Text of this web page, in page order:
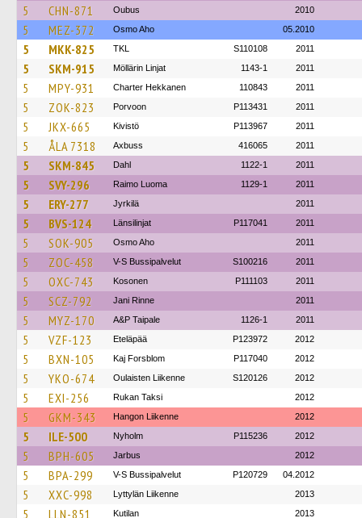
5 CHN-871 Oubus 2010
5 MEZ-372 Osmo Aho 05.2010
5 MKK-825 TKL S110108 2011
5 SKM-915 Möllärin Linjat 1143-1 2011
5 MPY-931 Charter Hekkanen 110843 2011
5 ZOK-823 Porvoon P113431 2011
5 JKX-665 Kivistö P113967 2011
5 ÅLA 7318 Axbuss 416065 2011
5 SKM-845 Dahl 1122-1 2011
5 SVY-296 Raimo Luoma 1129-1 2011
5 ERY-277 Jyrkilä 2011
5 BVS-124 Länsilinjat P117041 2011
5 SOK-905 Osmo Aho 2011
5 ZOC-458 V-S Bussipalvelut S100216 2011
5 OXC-743 Kosonen P111103 2011
5 SCZ-792 Jani Rinne 2011
5 MYZ-170 A&P Taipale 1126-1 2011
5 VZF-123 Eteläpää P123972 2012
5 BXN-105 Kaj Forsblom P117040 2012
5 YKO-674 Oulaisten Liikenne S120126 2012
5 EXI-256 Rukan Taksi 2012
5 GKM-343 Hangon Liikenne 2012
5 ILE-500 Nyholm P115236 2012
5 BPH-605 Jarbus 2012
5 BPA-299 V-S Bussipalvelut P120729 04.2012
5 XXC-998 Lyttylän Liikenne 2013
5 LLN-851 Kutilan 2013